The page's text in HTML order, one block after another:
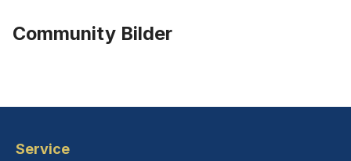
Community Bilder
Service